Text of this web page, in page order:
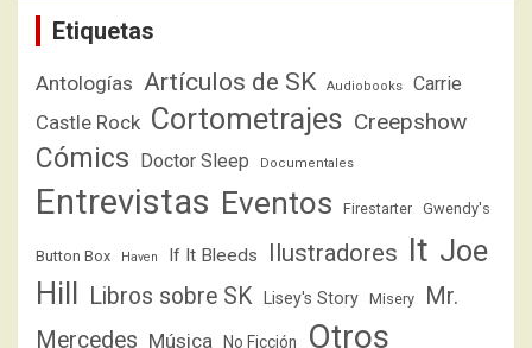
Etiquetas
Antologías Artículos de SK Audiobooks Carrie
Castle Rock Cortometrajes Creepshow
Cómics Doctor Sleep Documentales
Entrevistas Eventos Firestarter Gwendy's
Button Box Haven If It Bleeds Ilustradores It Joe
Hill
Libros sobre SK Lisey's Story Misery
Mr.
Mercedes Música No Ficción Otros